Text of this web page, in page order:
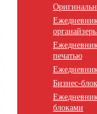
печатью
Бизнес-
блоками